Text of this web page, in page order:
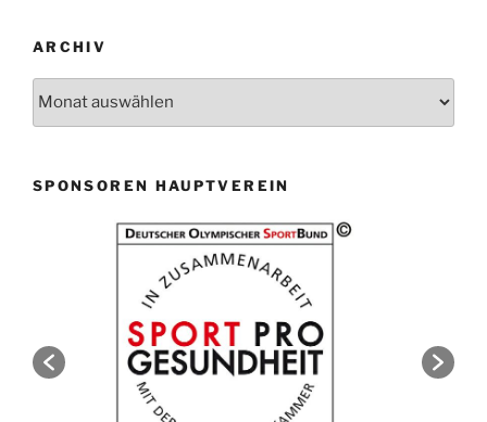
ARCHIV
SPONSOREN HAUPTVEREIN